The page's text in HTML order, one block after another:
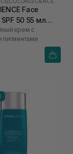
Face
50 55 мл
крем с
пигментами